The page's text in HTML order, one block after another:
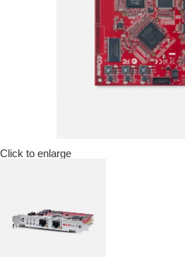
Click to enlarge